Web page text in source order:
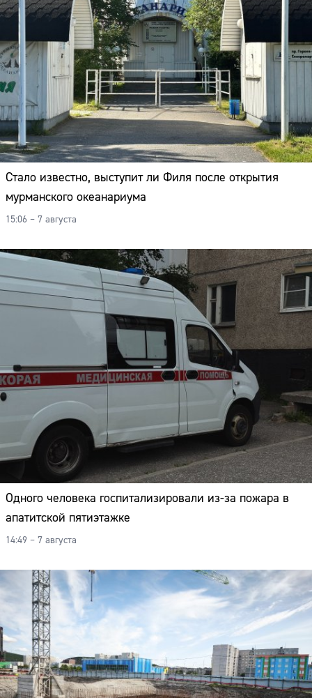
Стало известно, выступит ли Филя после открытия
мурманского океанариума
15:06 – 7 августа
Одного человека госпитализировали из-за пожара в
апатитской пятиэтажке
14:49 – 7 августа